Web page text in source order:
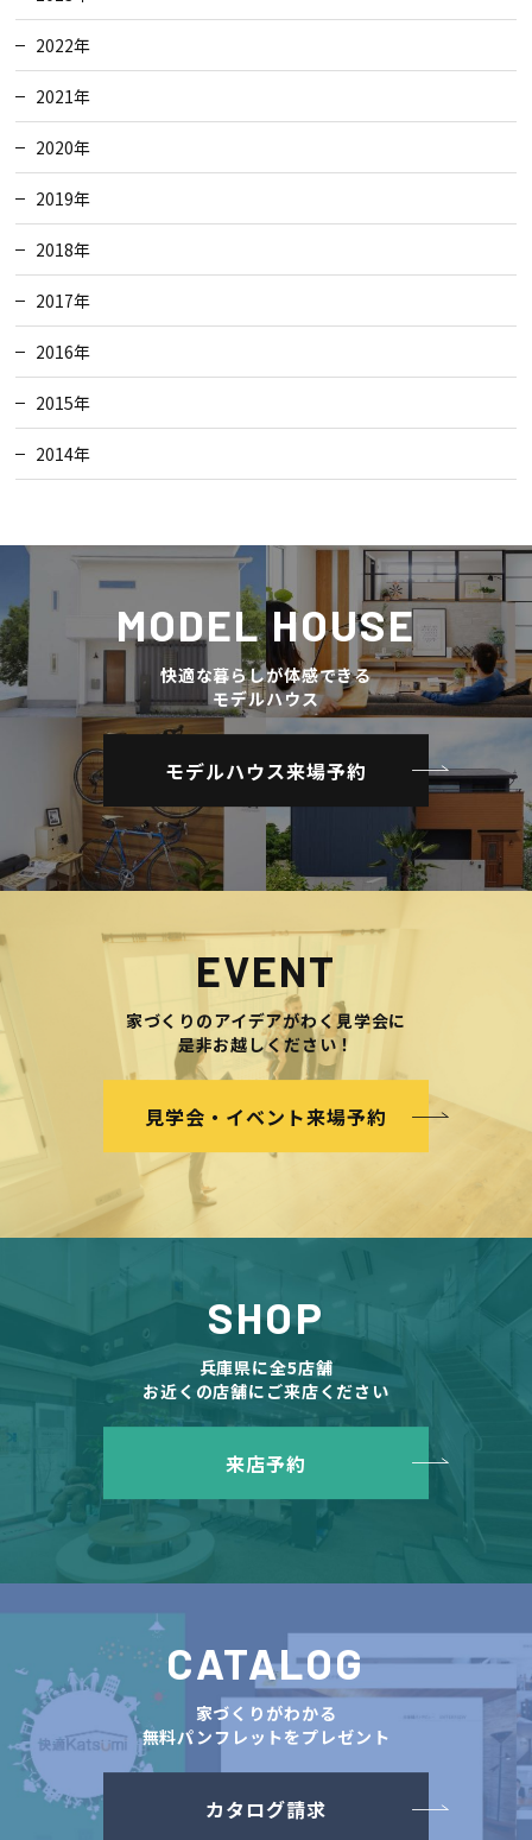
2022年
2021年
2020年
2019年
2018年
2017年
2016年
2015年
2014年
MODEL HOUSE
快適な暮らしが体感できる
モデルハウス
モデルハウス来場予約
EVENT
家づくりのアイデアがわく見学会に
是非お越しください！
見学会・イベント来場予約
SHOP
兵庫県に全5店舗
お近くの店舗にご来店ください
来店予約
CATALOG
家づくりがわかる
無料パンフレットをプレゼント
カタログ請求